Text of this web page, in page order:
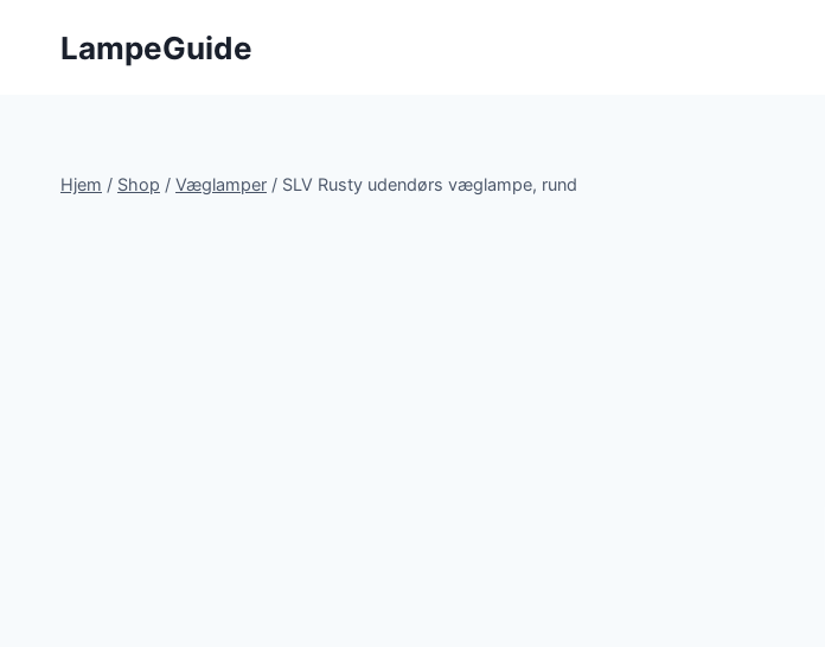
LampeGuide
Hjem / Shop / Væglamper / SLV Rusty udendørs væglampe, rund